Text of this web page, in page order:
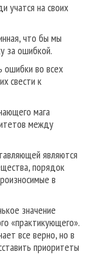
учатся на своих
что бы мы
за ошибкой.
ошибки во всех
свести к
мага
между
являются
порядок
в
значение
«практикующего».
все верно, но в
приоритеты